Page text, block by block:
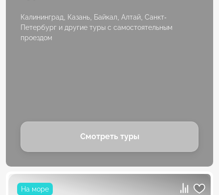
Калининград, Казань, Байкал, Алтай, Санкт-
Петербург и другие туры с самостоятельным
проездом
Смотреть туры
На море